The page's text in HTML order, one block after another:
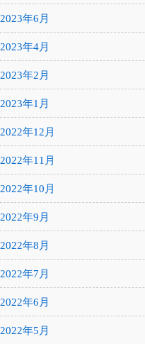
2023年6月
2023年4月
2023年2月
2023年1月
2022年12月
2022年11月
2022年10月
2022年9月
2022年8月
2022年7月
2022年6月
2022年5月